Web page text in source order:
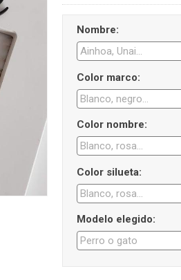
Nombre:
Color marco:
Color nombre:
Color silueta:
Modelo elegido: